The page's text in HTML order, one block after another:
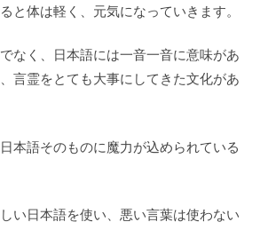
と体は軽く、元気になっていきます。
なく、日本語には一音一音に意味があ
言霊をとても大事にしてきた文化があ
本語そのものに魔力が込められている
い日本語を使い、悪い言葉は使わない